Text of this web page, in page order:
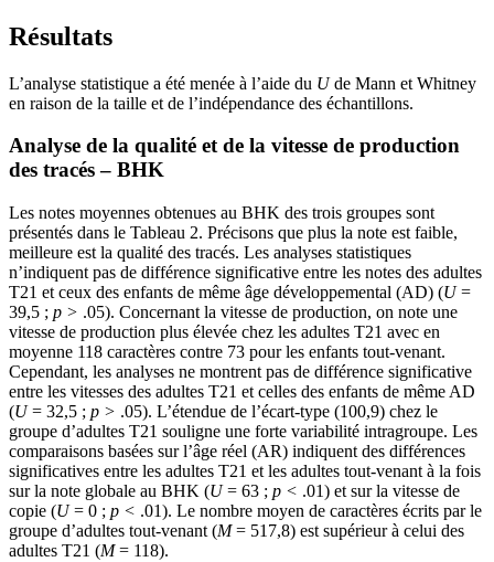
Résultats
L’analyse statistique a été menée à l’aide du Ude Mann et Whitney
en raison de la taille et de l’indépendance des échantillons.
Analyse de la qualité et de la vitesse de production
des tracés – BHK
Les notes moyennes obtenues au BHK des trois groupes sont
présentés dans le Tableau 2. Précisons que plus la note est faible,
meilleure est la qualité des tracés. Les analyses statistiques
n’indiquent pas de différence significative entre les notes des adultes
T21 et ceux des enfants de même âge développemental (AD) (U=
39,5 ; p > .05). Concernant la vitesse de production, on note une
vitesse de production plus élevée chez les adultes T21 avec en
moyenne 118 caractères contre 73 pour les enfants tout-venant.
Cependant, les analyses ne montrent pas de différence significative
entre les vitesses des adultes T21 et celles des enfants de même AD
(U= 32,5 ; p > .05). L’étendue de l’écart-type (100,9) chez le
groupe d’adultes T21 souligne une forte variabilité intragroupe. Les
comparaisons basées sur l’âge réel (AR) indiquent des différences
significatives entre les adultes T21 et les adultes tout-venant à la fois
sur la note globale au BHK (U= 63 ; p < .01) et sur la vitesse de
copie (U= 0 ; p < .01). Le nombre moyen de caractères écrits par le
groupe d’adultes tout-venant (M= 517,8) est supérieur à celui des
adultes T21 (M= 118).